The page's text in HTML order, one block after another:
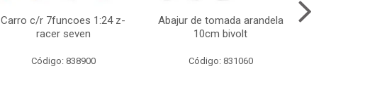
Carro c/r 7funcoes 1:24 z-
racer seven
Código: 838900
Abajur de tomada arandela
10cm bivolt
Código: 831060